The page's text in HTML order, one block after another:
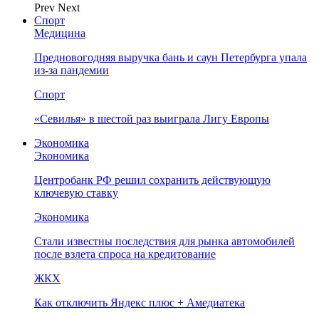
Prev Next
Спорт
Медицина
Предновогодняя выручка бань и саун Петербурга упала
из-за пандемии
Спорт
«Севилья» в шестой раз выиграла Лигу Европы
Экономика
Экономика
Центробанк РФ решил сохранить действующую
ключевую ставку
Экономика
Стали известны последствия для рынка автомобилей
после взлета спроса на кредитование
ЖКХ
Как отключить Яндекс плюс + Амедиатека